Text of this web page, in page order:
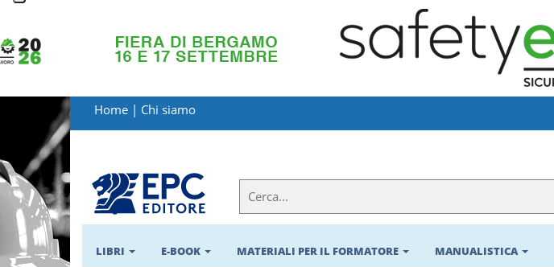
LIBRI
MATERIALI
PER
IL
FORMATORE
E-
BOOK
Home | Chi siamo
LIBRI E-BOOK MATERIALI PER IL FORMATORE MANUALISTICA